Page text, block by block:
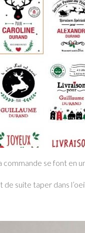
se font en
suite taper dans